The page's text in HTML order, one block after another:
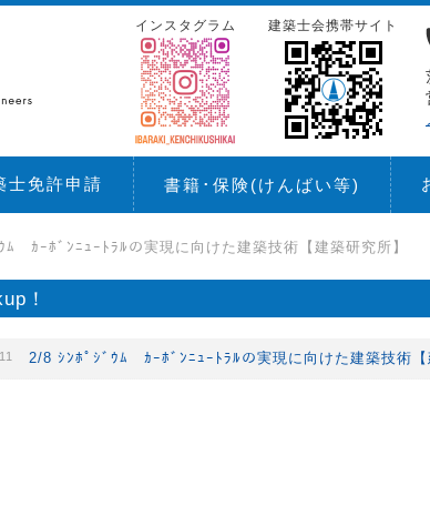
建築士会携帯サイト
インスタグラム
士免許申請 書籍･保険(けんばい等)
ｶｰﾎﾞﾝﾆｭｰﾄﾗﾙの実現に向けた建築技術【建築研究所】
！
2/8 ｼﾝﾎﾟｼﾞｳﾑ ｶｰﾎﾞﾝﾆｭｰﾄﾗﾙの実現に向けた建築技術【